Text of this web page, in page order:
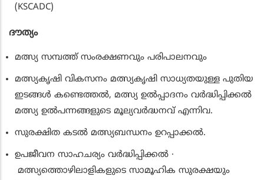
(KSCADC)
ദൗത്യം
മത്സ്യ സമ്പത്ത് സംരക്ഷണവും പരിപാലനവും
മത്സ്യകൃഷി വികസനം മത്സ്യകൃഷി സാധ്യതയുള്ള പുതിയ
ഇടങ്ങള്‍ കണ്ടെത്തല്‍, മത്സ്യ ഉല്‍പ്പാദനം വര്‍ദ്ധിപ്പിക്കല്‍
മത്സ്യ ഉല്‍പന്നങ്ങളുടെ മൂല്യവര്‍ദ്ധനവ് എന്നിവ.
സുരക്ഷിത കടല്‍ മത്സ്യബന്ധനം ഉറപ്പാക്കല്‍.
ഉപജീവന സാഹചര്യം വര്‍ദ്ധിപ്പിക്കല്‍ ·
മത്സ്യത്തൊഴിലാളികളുടെ സാമൂഹിക സുരക്ഷയും